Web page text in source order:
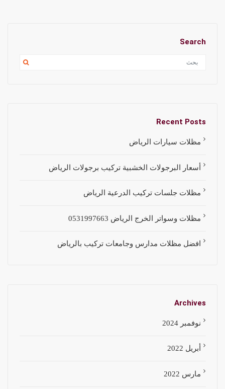
Search
Recent Posts
مظلات سيارات الرياض
أسعار البرجولات الخشبية تركيب برجولات الرياض
مظلات جلسات تركيب الدرعية الرياض
مظلات وسواتر الخرج الرياض 0531997663
افضل مظلات مدارس وجامعات تركيب بالرياض
Archives
نوفمبر 2024
أبريل 2022
مارس 2022